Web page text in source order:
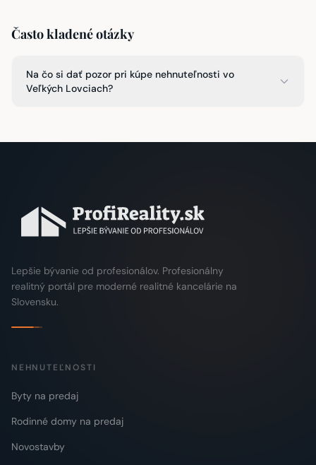
Často kladené otázky
Na čo si dať pozor pri kúpe nehnuteľnosti vo
Veľkých Lovciach?
Lepšie bývanie od profesionálov. Profesionálny
realitný portál pre moderné realitné kancelárie na
Slovensku.
NEHNUTEĽNOSTI
Byty na predaj
Rodinné domy na predaj
Novostavby